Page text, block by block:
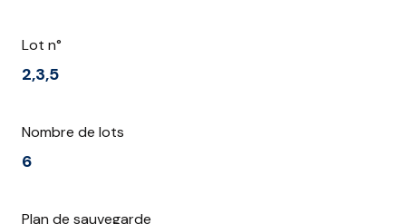
Lot n°
2,3,5
Nombre de lots
6
Plan de sauvegarde